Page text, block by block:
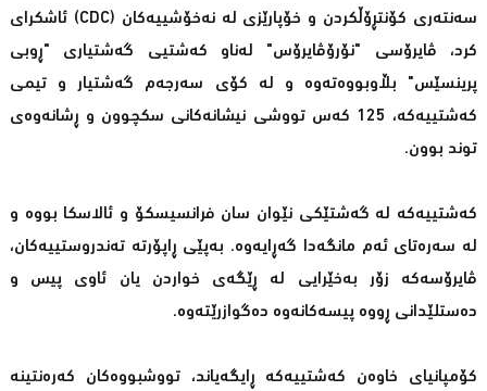
سەنتەری كۆنتڕۆڵكردن و خۆپارێزی لە نەخۆشییەكان (CDC) ئاشكرای
كرد، ڤایرۆسی "نۆرۆڤایرۆس" لەناو كەشتیی گەشتیاری "ڕوبی
پرینسێس" بڵاوبووەتەوە و لە كۆی سەرجەم گەشتیار و تیمی
كەشتییەكە، 125 كەس تووشی نیشانەكانی سكچوون و ڕشانەوەی
توند بوون.
كەشتییەكە لە گەشتێكی نێوان سان فرانسیسكۆ و ئالاسكا بووە و
لە سەرەتای ئەم مانگەدا گەڕایەوە. بەپێی ڕاپۆرتە تەندروستییەكان،
ڤایرۆسەكە زۆر بەخێرایی لە ڕێگەی خواردن یان ئاوی پیس و
دەستلێدانی ڕووە پیسەكانەوە دەگوازرێتەوە.
كۆمپانیای خاوەن كەشتییەكە ڕایگەیاند، تووشبووەكان كەرەنتینە